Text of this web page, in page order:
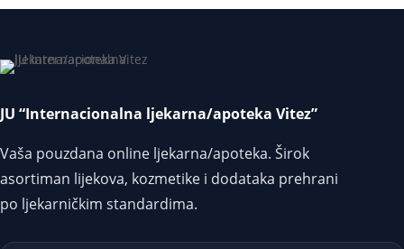
JU “Internacionalna ljekarna/apoteka Vitez”
Vaša pouzdana online ljekarna/apoteka. Širok
asortiman lijekova, kozmetike i dodataka prehrani
po ljekarničkim standardima.